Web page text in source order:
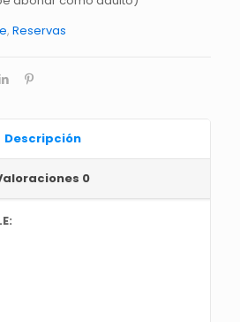
, Reservas
Descripción
0